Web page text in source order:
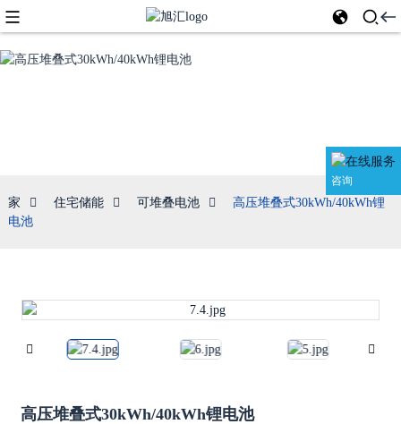
咨询
家 住宅储能 可堆叠电池
高压堆叠式30kWh/40kWh锂
电池
高压堆叠式30kWh/40kWh锂电池